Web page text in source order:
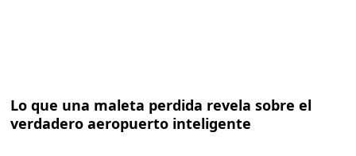
Lo que una maleta perdida revela sobre el
verdadero aeropuerto inteligente